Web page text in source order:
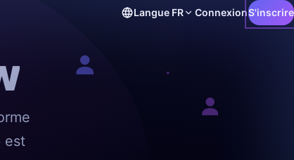
Langue FR ConnexionS'inscrire
est